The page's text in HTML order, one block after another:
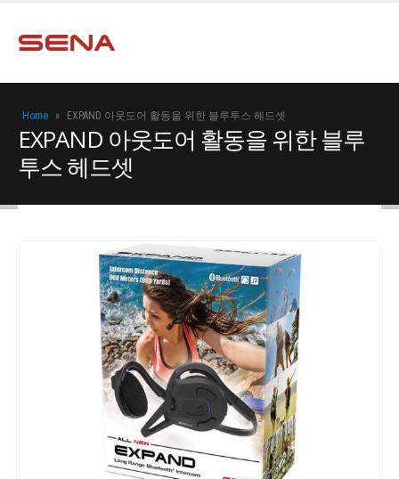
Home » EXPAND 아웃도어 활동을 위한 블루투스 헤드셋
EXPAND 아웃도어 활동을 위한 블루
투스 헤드셋